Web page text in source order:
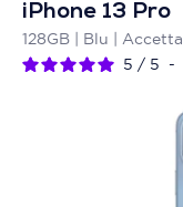
iPhone 13 Pro
128GB | Blu |
5 / 5 -